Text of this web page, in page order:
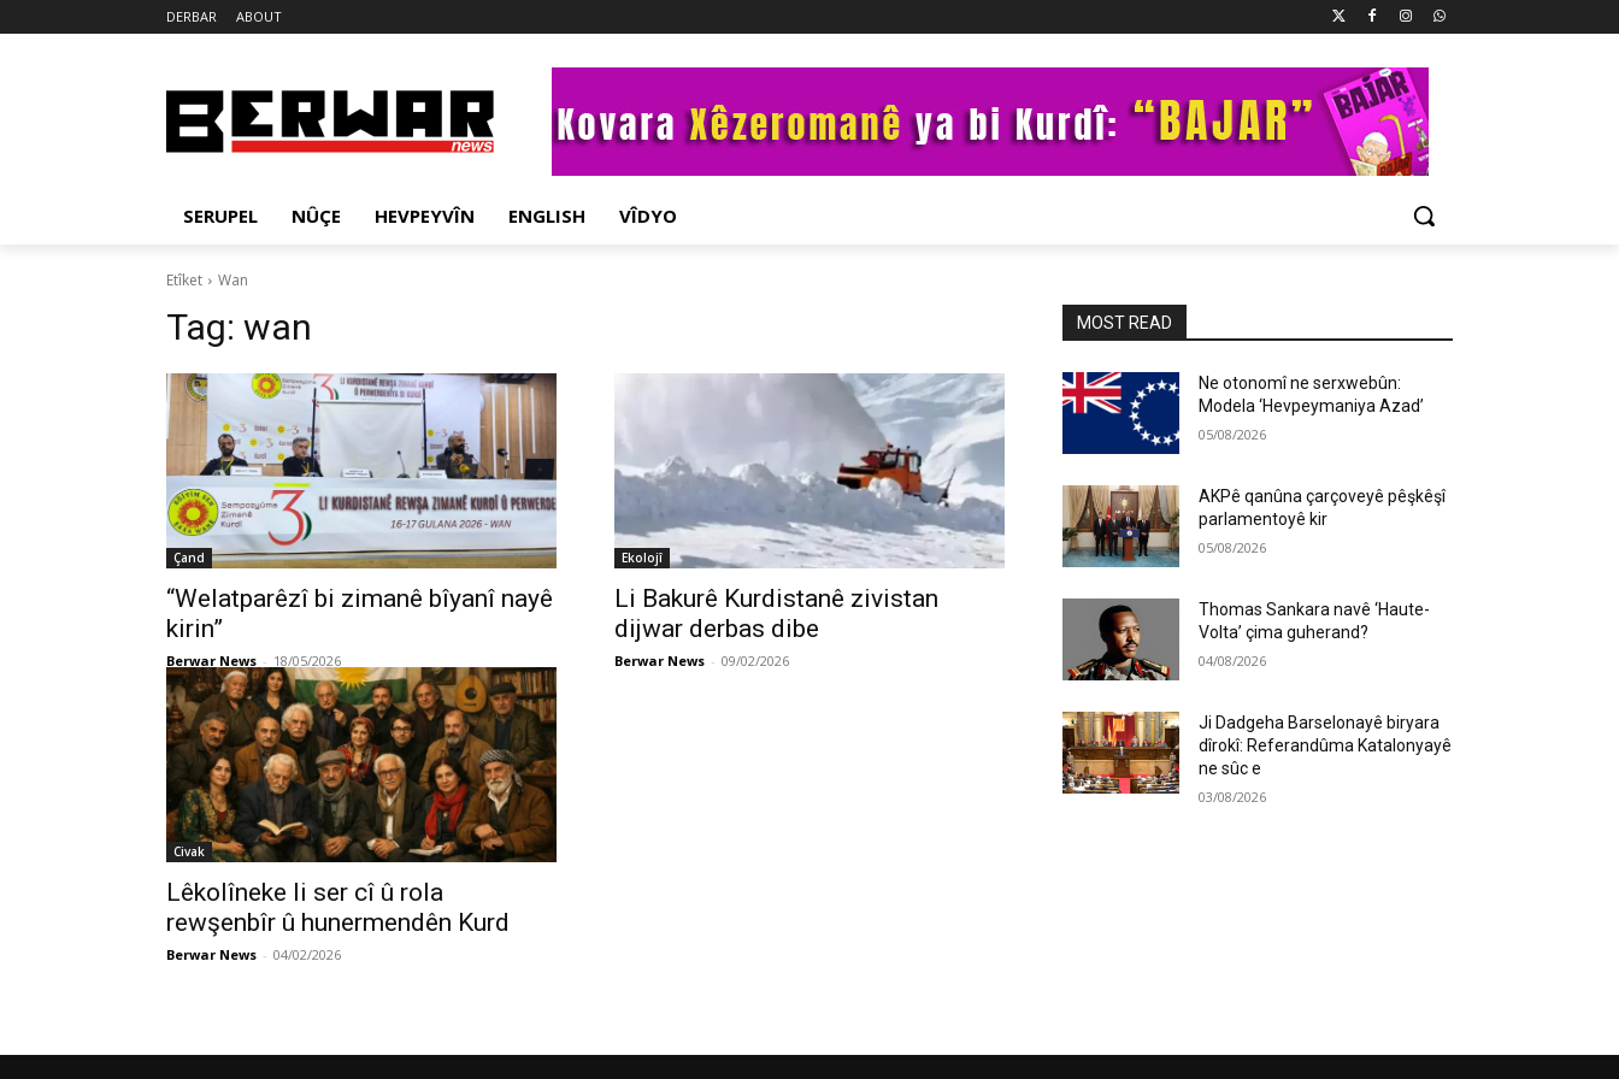
DERBAR ABOUT
SERUPEL NÛÇE HEVPEYVÎN ENGLISH VÎDYO
Etîket Wan
Tag: wan
Çand
“Welatparêzî bi zimanê bîyanî nayê
kirin”
Berwar News - 18/05/2026
Ekolojî
Li Bakurê Kurdistanê zivistan
dijwar derbas dibe
Berwar News - 09/02/2026
Civak
Lêkolîneke li ser cî û rola
rewşenbîr û hunermendên Kurd
Berwar News - 04/02/2026
MOST READ
Ne otonomî ne serxwebûn:
Modela ‘Hevpeymaniya Azad’
05/08/2026
AKPê qanûna çarçoveyê pêşkêşî
parlamentoyê kir
05/08/2026
Thomas Sankara navê ‘Haute-
Volta’ çima guherand?
04/08/2026
Ji Dadgeha Barselonayê biryara
dîrokî: Referandûma Katalonyayê
ne sûc e
03/08/2026